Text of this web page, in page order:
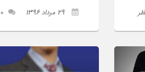
0 نظر